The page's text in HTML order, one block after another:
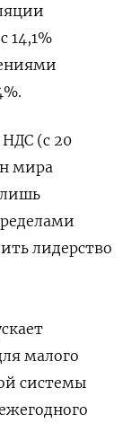
14,1%
(с 20
мира
лидерство
малого
системы